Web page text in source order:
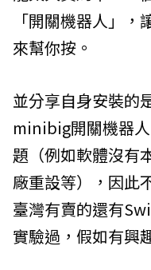
「開關機器人」
來幫你按。
並分享自身安裝的
minibig開關機器
題（例如軟體沒有
廠重設等），因此
臺灣有賣的還有
實驗過，假如有興